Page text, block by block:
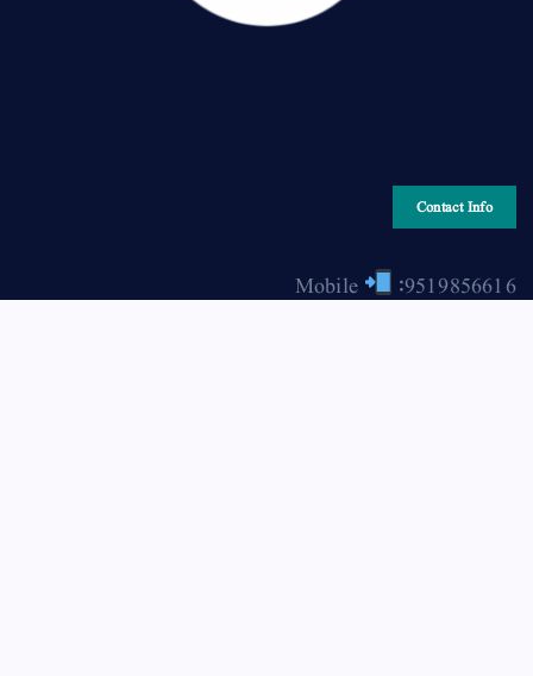
Contact Info
Mobile
:9519856616